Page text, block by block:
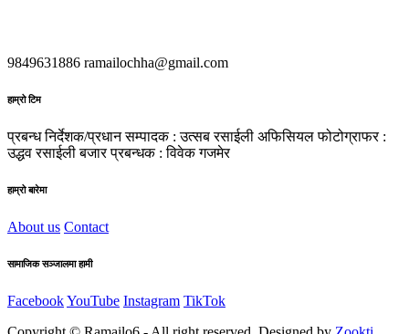
9849631886 ramailochha@gmail.com
हाम्रो टिम
प्रबन्ध निर्देशक/प्रधान सम्पादक : उत्सब रसाईली अफिसियल फोटोग्राफर :
उद्धव रसाईली बजार प्रबन्धक : विवेक गजमेर
हाम्रो बारेमा
About us Contact
सामाजिक सञ्जालमा हामी
FacebookYouTube Instagram TikTok